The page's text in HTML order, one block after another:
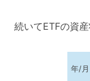
続いてETFの資産
年/月